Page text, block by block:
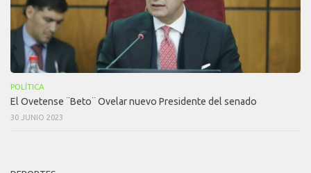
POLÍTICA
El Ovetense ¨Beto¨ Ovelar nuevo Presidente del senado
30 JUNIO 2023